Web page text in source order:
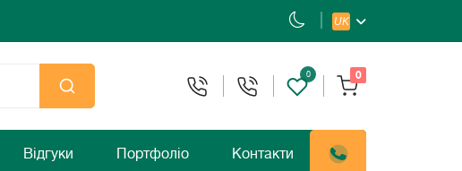
UK
0 0
Відгуки Портфоліо Контакти